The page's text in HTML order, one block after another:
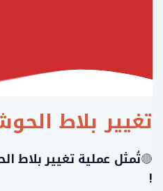
تغيير بلاط
🔴تُمثل عملية تغيير بلاط
!